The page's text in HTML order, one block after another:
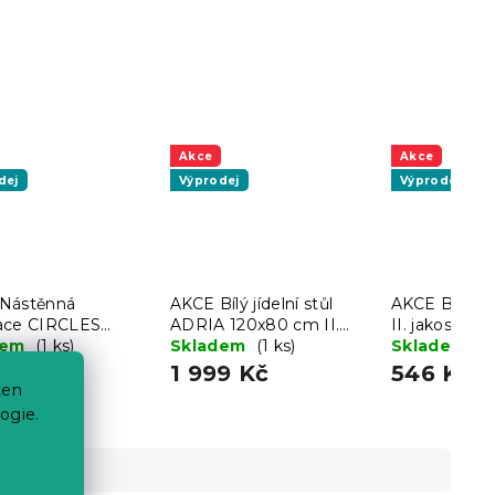
CIRCLES
48x68 cm, bílá /
(1 ks)
Akce
Výprodej
AKCE Bílý jídelní stůl
ADRIA 120x80 cm II.
jakost
Skladem (1 ks)
1 999 Kč
Akce
Výprodej
AKCE Bílá
II. jakost
Skladem
546 Kč